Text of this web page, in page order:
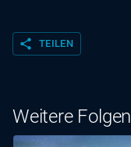
share TEILEN
Weitere Folgen